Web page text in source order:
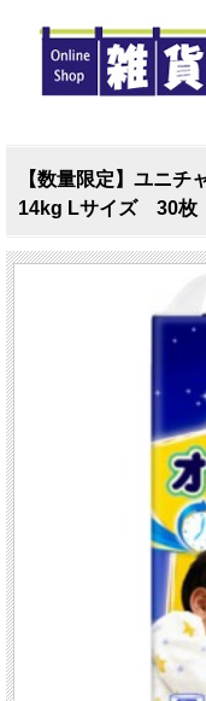
【数量限定】ユニ
14kg Lサイズ 30枚